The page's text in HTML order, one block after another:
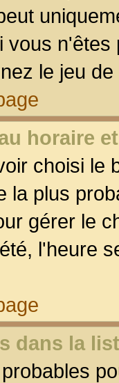
vous
le jeu
horaire
choisi le
la plus
gérer le
l'heure
dans la